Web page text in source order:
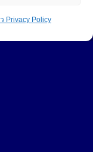
Privacy Policy